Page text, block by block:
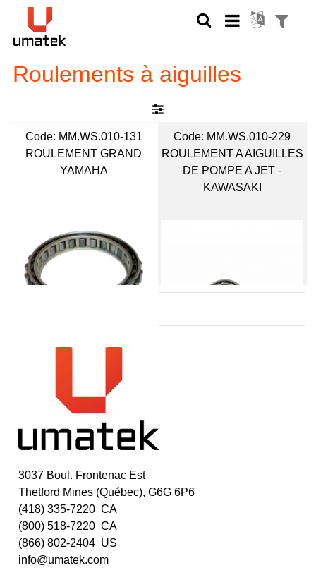
Roulements à aiguilles
Code: MM.WS.010-131
ROULEMENT GRAND
YAMAHA
Code: MM.WS.010-229
ROULEMENT A AIGUILLES
DE POMPE A JET -
KAWASAKI
3037 Boul. Frontenac Est
Thetford Mines (Québec), G6G 6P6
(418) 335-7220 CA
(800) 518-7220 CA
(866) 802-2404 US
info@umatek.com